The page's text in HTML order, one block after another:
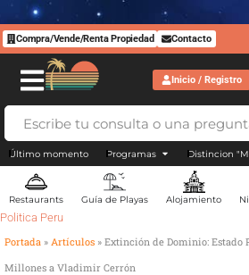
Compra/Vende/Renta Propiedad Contacto
Inicio / Registro
Último momento Programas Distincion
Restaurants Guía de Playas Alojamiento
Politica Peru
Portada » Artículos » Extinción de Dominio: Estado
Millones a Vladimir Cerrón